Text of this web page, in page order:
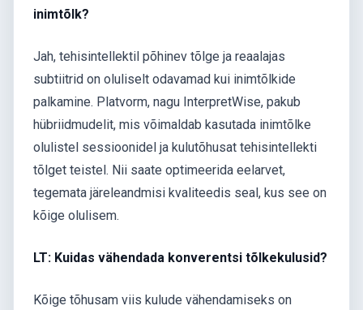
inimtõlk?
Jah, tehisintellektil põhinev tõlge ja reaalajas
subtiitrid on oluliselt odavamad kui inimtõlkide
palkamine. Platvorm, nagu InterpretWise, pakub
hübriidmudelit, mis võimaldab kasutada inimtõlke
olulistel sessioonidel ja kulutõhusat tehisintellekti
tõlget teistel. Nii saate optimeerida eelarvet,
tegemata järeleandmisi kvaliteedis seal, kus see on
kõige olulisem.
LT: Kuidas vähendada konverentsi tõlkekulusid?
Kõige tõhusam viis kulude vähendamiseks on